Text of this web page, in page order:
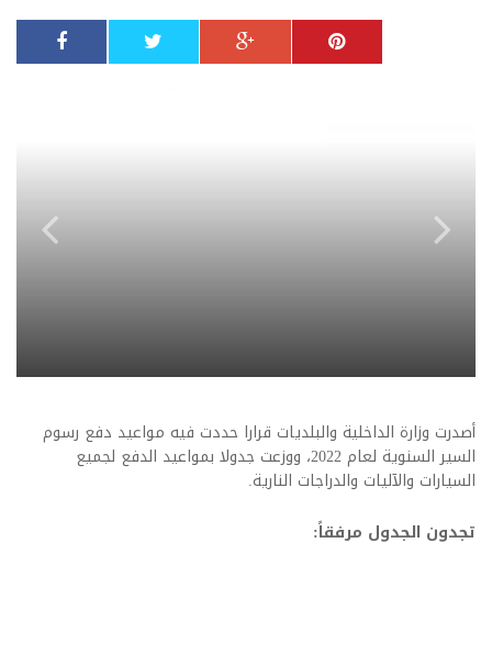
أصدرت وزارة الداخلية والبلديات قرارا حددت فيه مواعيد دفع رسوم
السير السنوية لعام 2022، ووزعت جدولا بمواعيد الدفع لجميع
السيارات والآليات والدراجات النارية.
تجدون الجدول مرفقاً: